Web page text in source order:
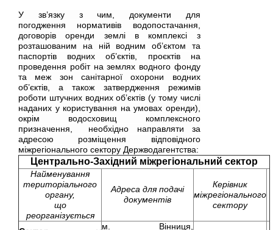
У зв’язку з чим, документи для
погодження нормативів водопостачання,
договорів оренди землі в комплексі з
розташованим на ній водним об’єктом та
паспортів водних об’єктів, проєктів на
проведення робіт на землях водного фонду
та меж зон санітарної охорони водних
об’єктів, а також затвердження режимів
роботи штучних водних об’єктів (у тому числі
наданих у користування на умовах оренди),
окрім водосховищ комплексного
призначення, необхідно направляти за
адресою розміщення відповідного
міжрегіонального сектору Держводагентства:
Центрально-Західний міжрегіональний сектор
Найменування
територіального
органу,
що
реорганізується
Адреса для подачі
документів
Керівник
міжрегіонального
сектору
м. Вінниця,